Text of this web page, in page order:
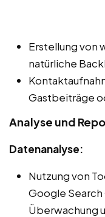
Erstellung von
natürliche
Gastbeiträge
Analyse und
Datenanalyse:
Nutzung von
Google Search
Überwachung